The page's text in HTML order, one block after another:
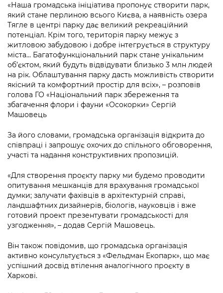
«Наша громадська ініціатива пропонує створити парк,
який стане перлиною всього Києва, а наявність озера
Тягле в центрі парку дає великий рекреаційний
потенціал. Крім того, територія парку межує з
житловою забудовою і добре інтегрується в структуру
міста… Багатофункціональний парк стане унікальним
об’єктом, який будуть відвідувати близько 3 млн людей
на рік. Облаштування парку дасть можливість створити
якісний та комфортний простір для всіх», – розповів
голова ГО «Національний парк збереження та
збагачення флори і фауни «Осокорки» Сергій
Машовець
За його словами, громадська організація відкрита до
співпраці і запрошує охочих до спільного обговорення,
участі та надання конструктивних пропозицій.
«Для створення проєкту парку ми будемо проводити
опитування мешканців для врахування громадської
думки; залучати фахівців в архітектурній справі,
ландшафтних дизайнерів, біологів, науковців і вже
готовий проект презентувати громадськості для
узгодження», – додав Сергій Машовець.
Він також повідомив, що громадська організація
активно консультується з «Фельдман Екопарк», що має
успішний досвід втілення аналогічного проєкту в
Харкові.